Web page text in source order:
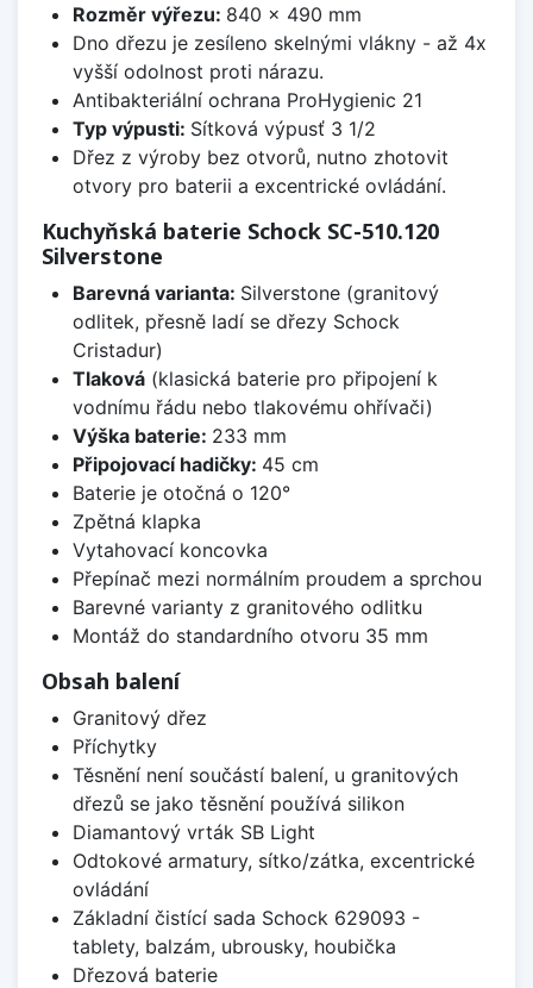
Rozměr výřezu: 840 x 490 mm
Dno dřezu je zesíleno skelnými vlákny - až 4x
vyšší odolnost proti nárazu.
Antibakteriální ochrana ProHygienic 21
Typ výpusti: Sítková výpusť 3 1/2
Dřez z výroby bez otvorů, nutno zhotovit
otvory pro baterii a excentrické ovládání.
Kuchyňská baterie Schock SC-510.120
Silverstone
Barevná varianta: Silverstone (granitový
odlitek, přesně ladí se dřezy Schock
Cristadur)
Tlaková(klasická baterie pro připojení k
vodnímu řádu nebo tlakovému ohřívači)
Výška baterie: 233 mm
Připojovací hadičky: 45 cm
Baterie je otočná o 120°
Zpětná klapka
Vytahovací koncovka
Přepínač mezi normálním proudem a sprchou
Barevné varianty z granitového odlitku
Montáž do standardního otvoru 35 mm
Obsah balení
Granitový dřez
Příchytky
Těsnění není součástí balení, u granitových
dřezů se jako těsnění používá silikon
Diamantový vrták SB Light
Odtokové armatury, sítko/zátka, excentrické
ovládání
Základní čistící sada Schock 629093 -
tablety, balzám, ubrousky, houbička
Dřezová baterie